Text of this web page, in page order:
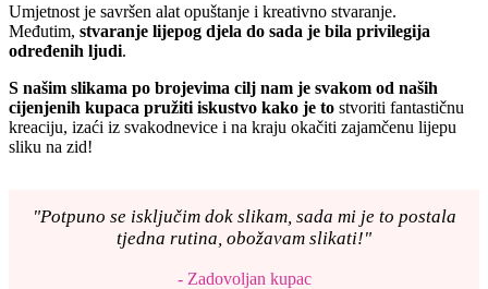
Umjetnost je savršen alat opuštanje i kreativno stvaranje.
Međutim, stvaranje lijepog djela do sada je bila privilegija
određenih ljudi.
S našim slikama po brojevima cilj nam je svakom od naših
cijenjenih kupaca pružiti iskustvo kako je to stvoriti fantastičnu
kreaciju, izaći iz svakodnevice i na kraju okačiti zajamčenu lijepu
sliku na zid!
"Potpuno se isključim dok slikam, sada mi je to postala
tjedna rutina, obožavam slikati!"
- Zadovoljan kupac